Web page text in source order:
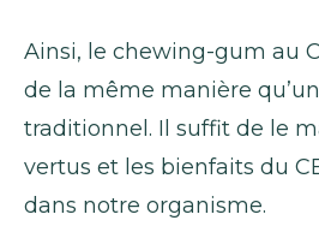
Ainsi, le chewing-gum au
de la même manière
traditionnel. Il suffit de le
vertus et les bienfaits du
dans notre organisme.